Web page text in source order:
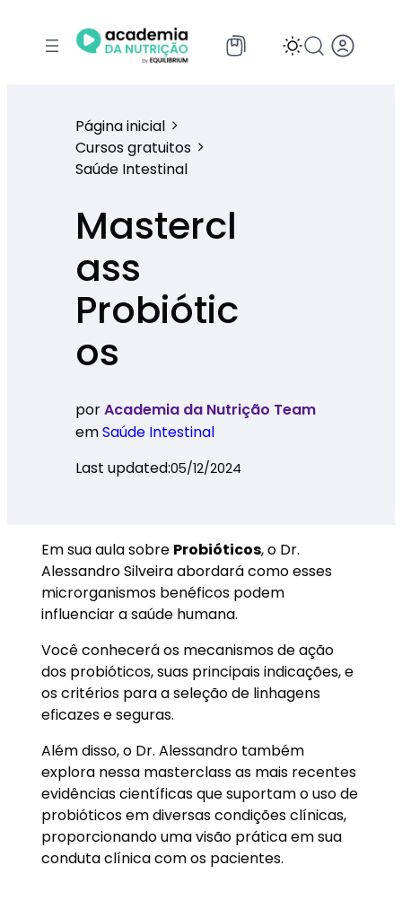
Página inicial
Cursos gratuitos
Saúde Intestinal
Mastercl
ass
Probiótic
os
porAcademia da Nutrição Team
emSaúde Intestinal
Last updated:05/12/2024
Em sua aula sobre Probióticos, o Dr.
Alessandro Silveira abordará como esses
microrganismos benéficos podem
influenciar a saúde humana.
Você conhecerá os mecanismos de ação
dos probióticos, suas principais indicações, e
os critérios para a seleção de linhagens
eficazes e seguras.
Além disso, o Dr. Alessandro também
explora nessa masterclass as mais recentes
evidências científicas que suportam o uso de
probióticos em diversas condições clínicas,
proporcionando uma visão prática em sua
conduta clínica com os pacientes.